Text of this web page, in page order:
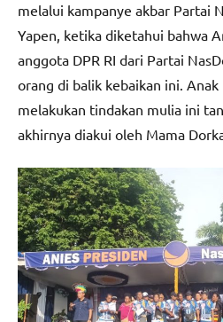
melalui kampanye akbar Partai
Yapen, ketika diketahui bahwa
anggota DPR RI dari Partai
orang di balik kebaikan ini.
melakukan tindakan mulia ini
akhirnya diakui oleh Mama